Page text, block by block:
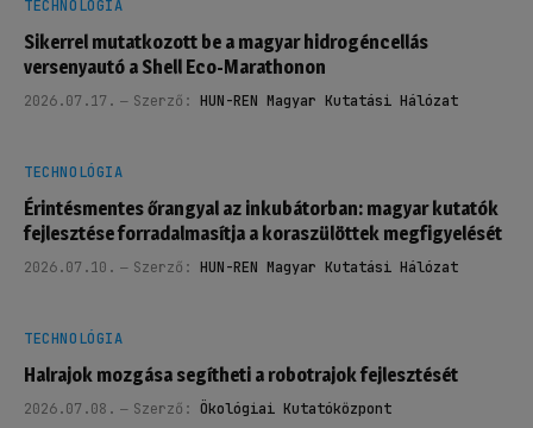
TECHNOLÓGIA
Sikerrel mutatkozott be a magyar hidrogéncellás
versenyautó a Shell Eco-Marathonon
2026.07.17. Szerző: HUN-REN Magyar Kutatási Hálózat
TECHNOLÓGIA
Érintésmentes őrangyal az inkubátorban: magyar kutatók
fejlesztése forradalmasítja a koraszülöttek megfigyelését
2026.07.10. Szerző: HUN-REN Magyar Kutatási Hálózat
TECHNOLÓGIA
Halrajok mozgása segítheti a robotrajok fejlesztését
2026.07.08. Szerző: Ökológiai Kutatóközpont